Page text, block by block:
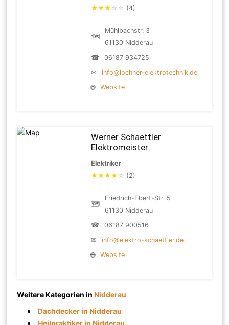
★★★ ☆ ☆ (4)
🗺
Mühlbachstr. 3
61130 Nidderau
☎
06187 934725
✉
info@lochner-elektrotechnik.de
🌐
Website
Werner Schaettler
Elektromeister
Elektriker
★★★★ ☆ (2)
🗺
Friedrich-Ebert-Str. 5
61130 Nidderau
☎
06187 900516
✉
info@elektro-schaettler.de
🌐
Website
Weitere Kategorien inNidderau
Dachdecker in Nidderau
Heilpraktiker in Nidderau